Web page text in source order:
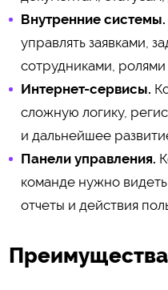
Внутренние системы.
управлять заявками,
сотрудниками, ролями
Интернет-сервисы.
сложную логику,
и дальнейшее
Панели управления.
команде нужно видеть
отчеты и действия